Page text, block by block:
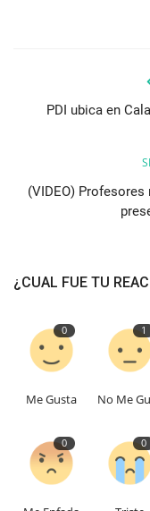
PDI ubica en
(VIDEO)
¿CUAL FUE TU
0
Me Gusta
1
No Me
0 0